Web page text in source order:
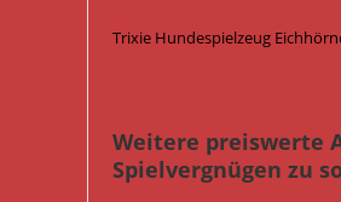
Trixie Hundespielzeug
Weitere preiswerte
Spielvergnügen zu